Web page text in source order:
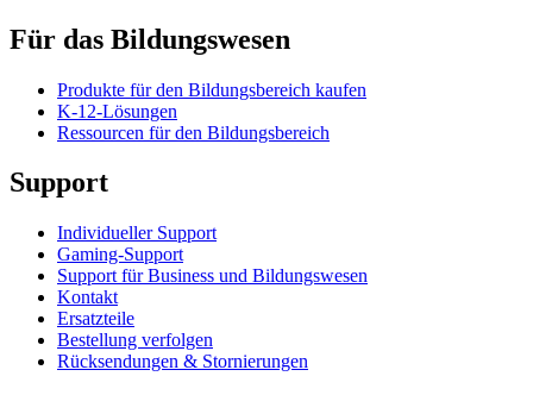
Für das Bildungswesen
Produkte für den Bildungsbereich kaufen
K-12-Lösungen
Ressourcen für den Bildungsbereich
Support
Individueller Support
Gaming-Support
Support für Business und Bildungswesen
Kontakt
Ersatzteile
Bestellung verfolgen
Rücksendungen & Stornierungen